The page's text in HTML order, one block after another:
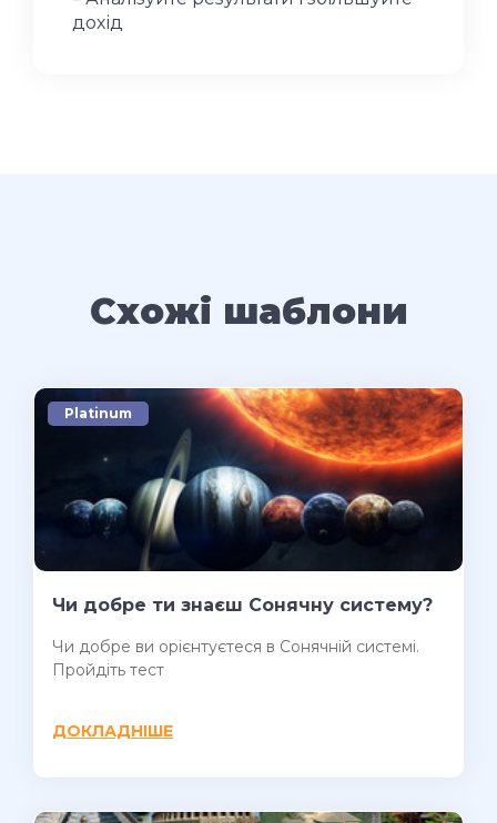
дохід
Схожі шаблони
Platinum
Чи добре ти знаєш Сонячну систему?
Чи добре ви орієнтуєтеся в Сонячній системі.
Пройдіть тест
ДОКЛАДНІШЕ